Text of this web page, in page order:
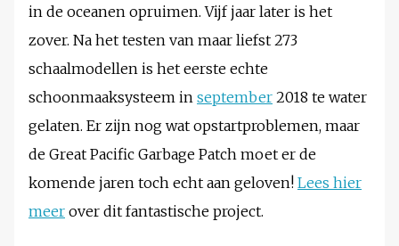
in de oceanen opruimen. Vijf jaar later is het
zover. Na het testen van maar liefst 273
schaalmodellen is het eerste echte
schoonmaaksysteem in september 2018 te water
gelaten. Er zijn nog wat opstartproblemen, maar
de Great Pacific Garbage Patch moet er de
komende jaren toch echt aan geloven! Lees hier
meer over dit fantastische project.